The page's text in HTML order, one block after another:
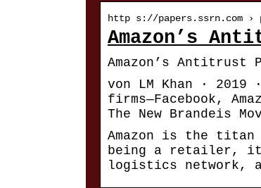
http s://papers.ssrn.com ›
Amazon’s
Amazon’s Antitrust
von LM Khan ·
firms—Facebook,
The New Brandeis
Amazon is the
being a retailer, it
logistics network, a